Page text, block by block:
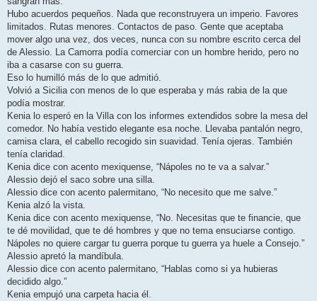
Hubo acuerdos pequeños. Nada que reconstruyera un imperio. Favores
limitados. Rutas menores. Contactos de paso. Gente que aceptaba
mover algo una vez, dos veces, nunca con su nombre escrito cerca del
de Alessio. La Camorra podía comerciar con un hombre herido, pero no
iba a casarse con su guerra.
Eso lo humilló más de lo que admitió.
Volvió a Sicilia con menos de lo que esperaba y más rabia de la que
podía mostrar.
Kenia lo esperó en la Villa con los informes extendidos sobre la mesa del
comedor. No había vestido elegante esa noche. Llevaba pantalón negro,
camisa clara, el cabello recogido sin suavidad. Tenía ojeras. También
tenía claridad.
Kenia dice con acento mexiquense, “Nápoles no te va a salvar.”
Alessio dejó el saco sobre una silla.
Alessio dice con acento palermitano, “No necesito que me salve.”
Kenia alzó la vista.
Kenia dice con acento mexiquense, “No. Necesitas que te financie, que
te dé movilidad, que te dé hombres y que no tema ensuciarse contigo.
Nápoles no quiere cargar tu guerra porque tu guerra ya huele a Consejo.”
Alessio apretó la mandíbula.
Alessio dice con acento palermitano, “Hablas como si ya hubieras
decidido algo.”
Kenia empujó una carpeta hacia él.